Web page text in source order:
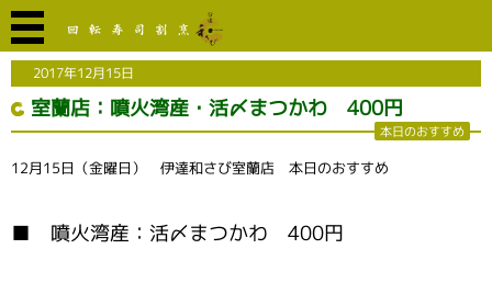
2017年12月15日
室蘭店：噴火湾産・活〆まつかわ 400円
本日のおすすめ
12月15日（金曜日） 伊達和さび室蘭店 本日のおすすめ
■ 噴火湾産：活〆まつかわ 400円